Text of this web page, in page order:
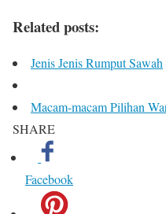
Related posts:
Jenis Jenis Rumput Sawah
Macam-macam Pilihan
SHARE
Facebook